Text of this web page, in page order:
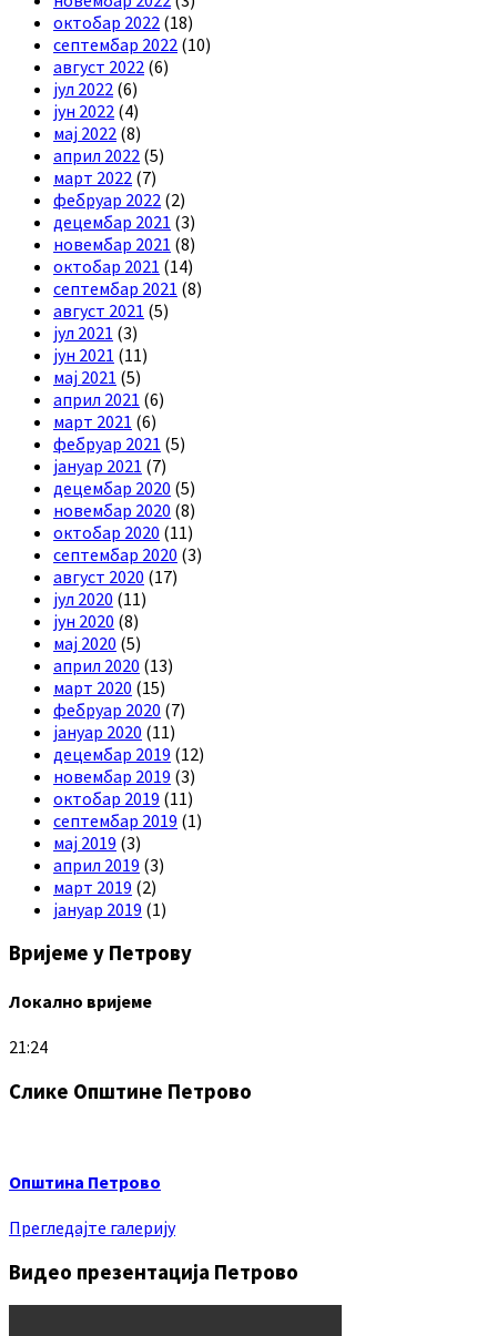
октобар 2022 (18)
септембар 2022 (10)
август 2022 (6)
јул 2022 (6)
јун 2022 (4)
мај 2022 (8)
април 2022 (5)
март 2022 (7)
фебруар 2022 (2)
децембар 2021 (3)
новембар 2021 (8)
октобар 2021 (14)
септембар 2021 (8)
август 2021 (5)
јул 2021 (3)
јун 2021 (11)
мај 2021 (5)
април 2021 (6)
март 2021 (6)
фебруар 2021 (5)
јануар 2021 (7)
децембар 2020 (5)
новембар 2020 (8)
октобар 2020 (11)
септембар 2020 (3)
август 2020 (17)
јул 2020 (11)
јун 2020 (8)
мај 2020 (5)
април 2020 (13)
март 2020 (15)
фебруар 2020 (7)
јануар 2020 (11)
децембар 2019 (12)
новембар 2019 (3)
октобар 2019 (11)
септембар 2019 (1)
мај 2019 (3)
април 2019 (3)
март 2019 (2)
јануар 2019 (1)
Вријеме у Петрову
Локално вријеме
21:24
Слике Општине Петрово
Општина Петрово
Прегледајте галерију
Видео презентација Петрово